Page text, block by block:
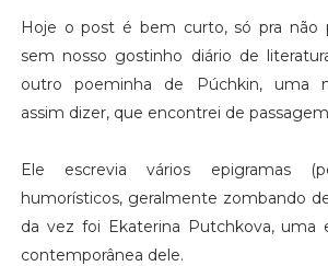
Hoje o post é bem curto, só pra não
sem nosso gostinho diário de
outro
poeminha de Púchkin, uma
assim dizer, que encontrei de passagem
Ele escrevia vários epigramas(
humorísticos, geralmente zombando
da vez foi Ekaterina Putchkova, uma
contemporânea dele.